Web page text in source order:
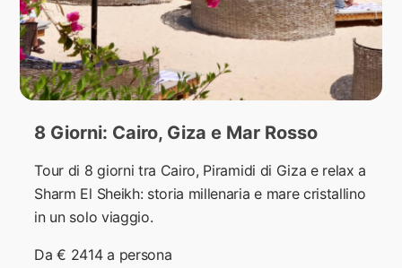
8 Giorni: Cairo, Giza e Mar Rosso
Tour di 8 giorni tra Cairo, Piramidi di Giza e relax a
Sharm El Sheikh: storia millenaria e mare cristallino
in un solo viaggio.
Da€ 2414a persona